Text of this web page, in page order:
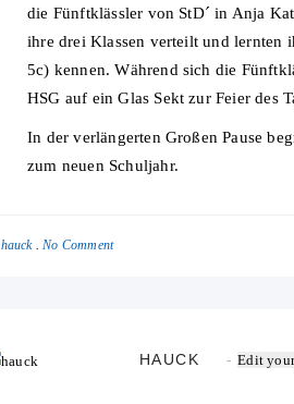
die Fünftklässler von StD´ in Anja
ihre drei Klassen verteilt und lernten
5c) kennen. Während sich die
HSG auf ein Glas Sekt zur Feier des
In der verlängerten Großen Pause
zum neuen Schuljahr.
hauck No Comment
HAUCK Edit